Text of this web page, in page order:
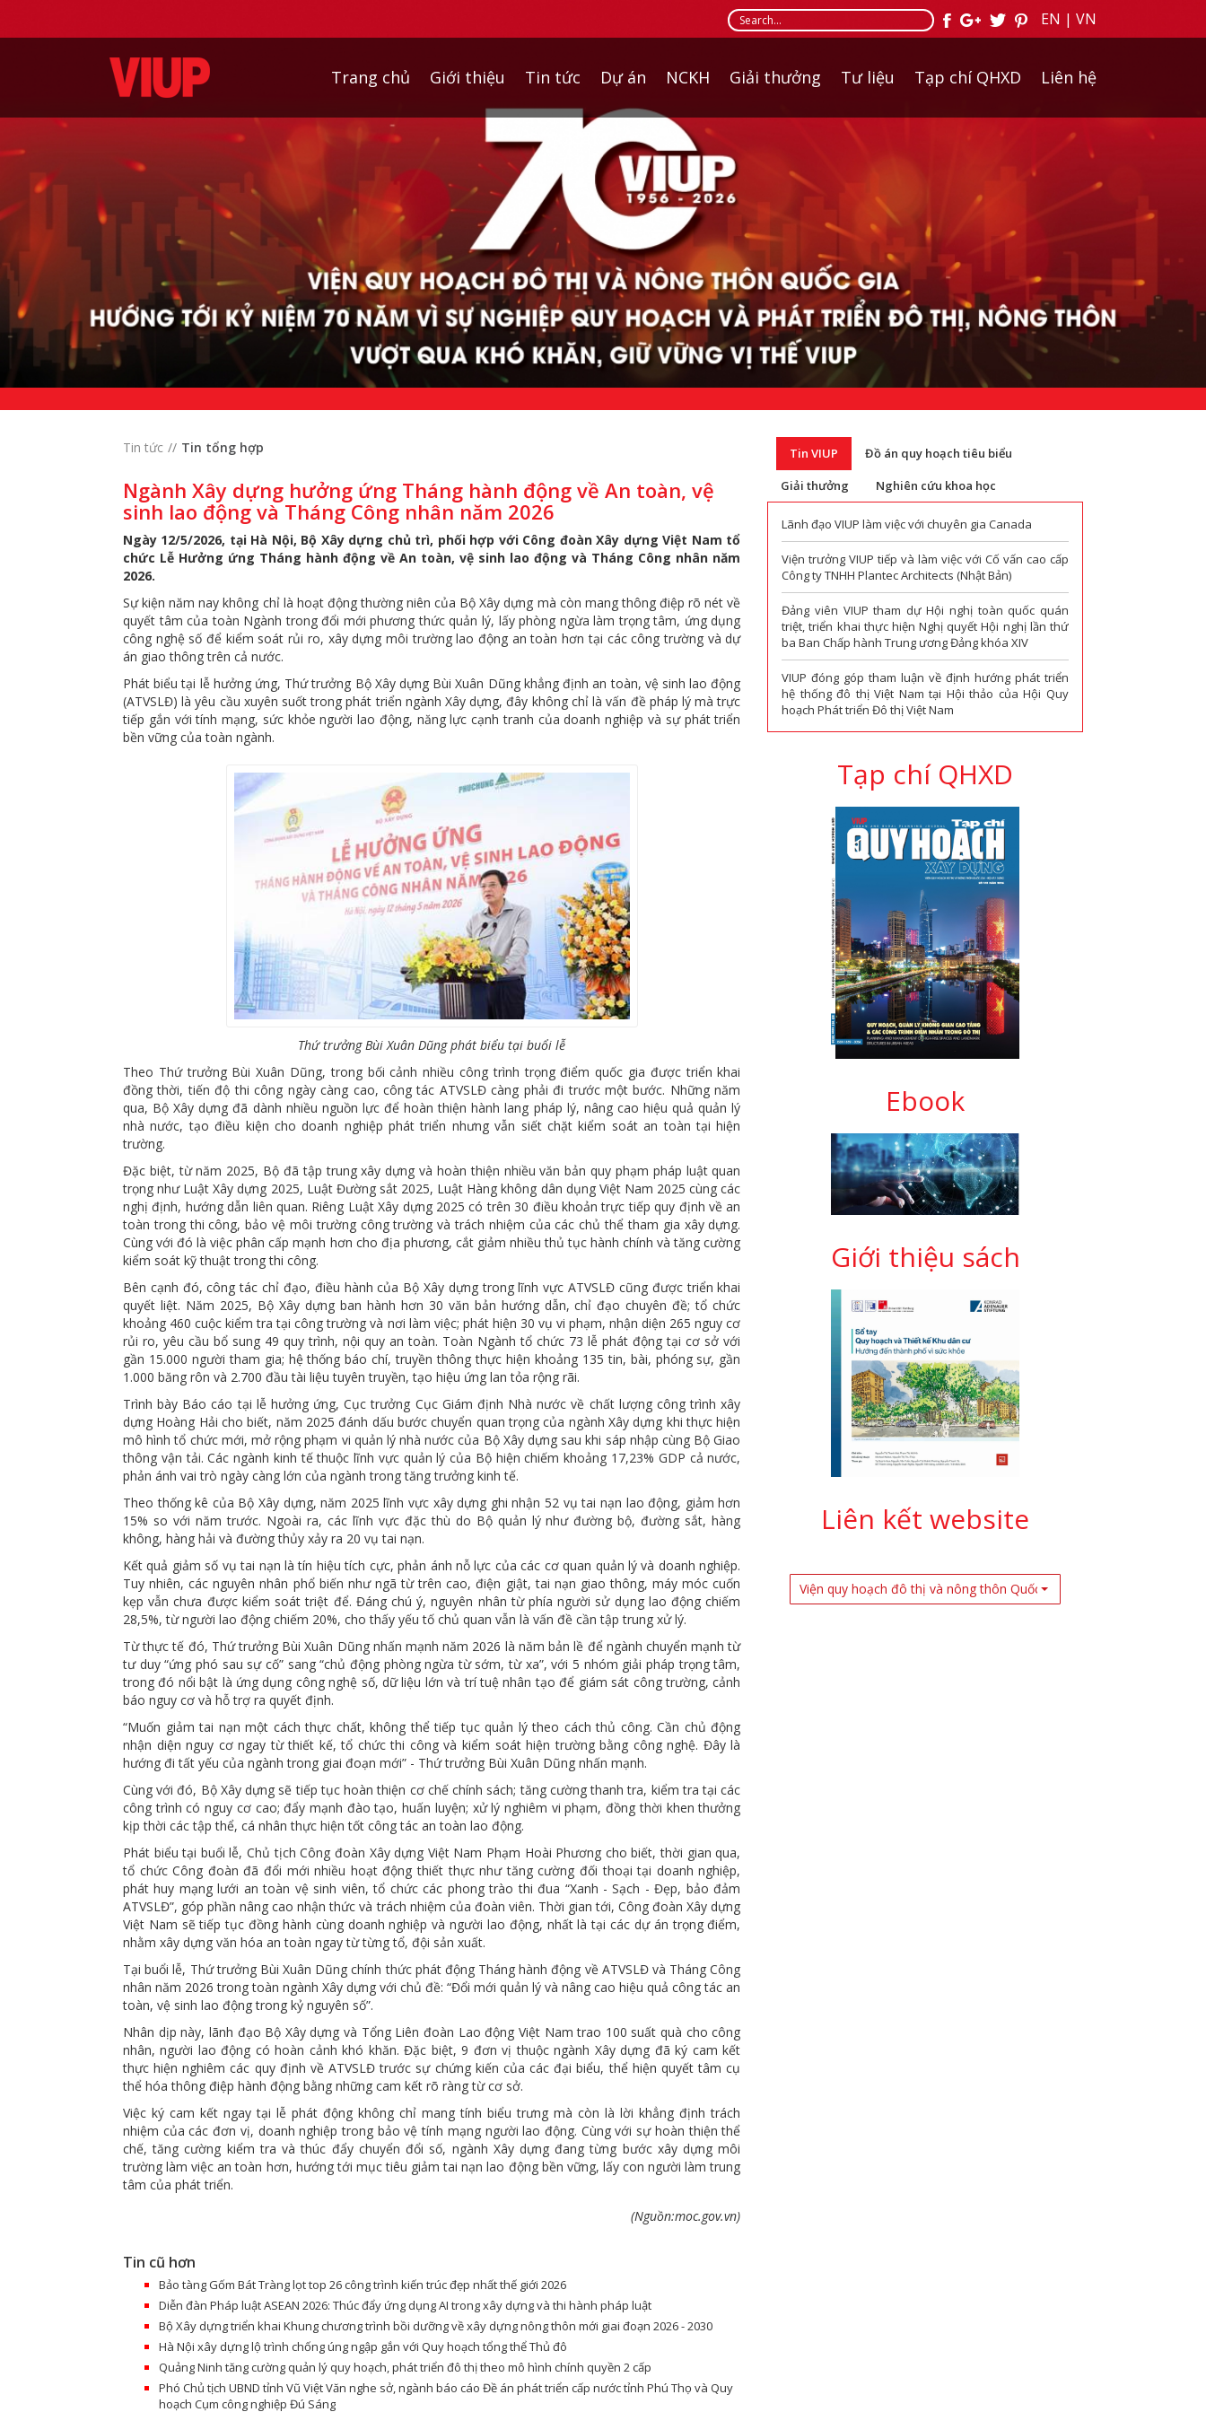
EN | VN
Trang chủ Giới thiệu Tin tức Dự án NCKH Giải thưởng Tư liệu Tạp chí QHXD Liên hệ
Tin tức Tin tổng hợp
Ngành Xây dựng hưởng ứng Tháng hành động về An toàn, vệ
sinh lao động và Tháng Công nhân năm 2026
Ngày 12/5/2026, tại Hà Nội, Bộ Xây dựng chủ trì, phối hợp với Công đoàn Xây dựng Việt Nam tổ
chức Lễ Hưởng ứng Tháng hành động về An toàn, vệ sinh lao động và Tháng Công nhân năm
2026.
Sự kiện năm nay không chỉ là hoạt động thường niên của Bộ Xây dựng mà còn mang thông điệp rõ nét về
quyết tâm của toàn Ngành trong đổi mới phương thức quản lý, lấy phòng ngừa làm trọng tâm, ứng dụng
công nghệ số để kiểm soát rủi ro, xây dựng môi trường lao động an toàn hơn tại các công trường và dự
án giao thông trên cả nước.
Phát biểu tại lễ hưởng ứng, Thứ trưởng Bộ Xây dựng Bùi Xuân Dũng khẳng định an toàn, vệ sinh lao động
(ATVSLĐ) là yêu cầu xuyên suốt trong phát triển ngành Xây dựng, đây không chỉ là vấn đề pháp lý mà trực
tiếp gắn với tính mạng, sức khỏe người lao động, năng lực cạnh tranh của doanh nghiệp và sự phát triển
bền vững của toàn ngành.
Thứ trưởng Bùi Xuân Dũng phát biểu tại buổi lễ
Theo Thứ trưởng Bùi Xuân Dũng, trong bối cảnh nhiều công trình trọng điểm quốc gia được triển khai
đồng thời, tiến độ thi công ngày càng cao, công tác ATVSLĐ càng phải đi trước một bước. Những năm
qua, Bộ Xây dựng đã dành nhiều nguồn lực để hoàn thiện hành lang pháp lý, nâng cao hiệu quả quản lý
nhà nước, tạo điều kiện cho doanh nghiệp phát triển nhưng vẫn siết chặt kiểm soát an toàn tại hiện
trường.
Đặc biệt, từ năm 2025, Bộ đã tập trung xây dựng và hoàn thiện nhiều văn bản quy phạm pháp luật quan
trọng như Luật Xây dựng 2025, Luật Đường sắt 2025, Luật Hàng không dân dụng Việt Nam 2025 cùng các
nghị định, hướng dẫn liên quan. Riêng Luật Xây dựng 2025 có trên 30 điều khoản trực tiếp quy định về an
toàn trong thi công, bảo vệ môi trường công trường và trách nhiệm của các chủ thể tham gia xây dựng.
Cùng với đó là việc phân cấp mạnh hơn cho địa phương, cắt giảm nhiều thủ tục hành chính và tăng cường
kiểm soát kỹ thuật trong thi công.
Bên cạnh đó, công tác chỉ đạo, điều hành của Bộ Xây dựng trong lĩnh vực ATVSLĐ cũng được triển khai
quyết liệt. Năm 2025, Bộ Xây dựng ban hành hơn 30 văn bản hướng dẫn, chỉ đạo chuyên đề; tổ chức
khoảng 460 cuộc kiểm tra tại công trường và nơi làm việc; phát hiện 30 vụ vi phạm, nhận diện 265 nguy cơ
rủi ro, yêu cầu bổ sung 49 quy trình, nội quy an toàn. Toàn Ngành tổ chức 73 lễ phát động tại cơ sở với
gần 15.000 người tham gia; hệ thống báo chí, truyền thông thực hiện khoảng 135 tin, bài, phóng sự, gần
1.000 băng rôn và 2.700 đầu tài liệu tuyên truyền, tạo hiệu ứng lan tỏa rộng rãi.
Trình bày Báo cáo tại lễ hưởng ứng, Cục trưởng Cục Giám định Nhà nước về chất lượng công trình xây
dựng Hoàng Hải cho biết, năm 2025 đánh dấu bước chuyển quan trọng của ngành Xây dựng khi thực hiện
mô hình tổ chức mới, mở rộng phạm vi quản lý nhà nước của Bộ Xây dựng sau khi sáp nhập cùng Bộ Giao
thông vận tải. Các ngành kinh tế thuộc lĩnh vực quản lý của Bộ hiện chiếm khoảng 17,23% GDP cả nước,
phản ánh vai trò ngày càng lớn của ngành trong tăng trưởng kinh tế.
Theo thống kê của Bộ Xây dựng, năm 2025 lĩnh vực xây dựng ghi nhận 52 vụ tai nạn lao động, giảm hơn
15% so với năm trước. Ngoài ra, các lĩnh vực đặc thù do Bộ quản lý như đường bộ, đường sắt, hàng
không, hàng hải và đường thủy xảy ra 20 vụ tai nạn.
Kết quả giảm số vụ tai nạn là tín hiệu tích cực, phản ánh nỗ lực của các cơ quan quản lý và doanh nghiệp.
Tuy nhiên, các nguyên nhân phổ biến như ngã từ trên cao, điện giật, tai nạn giao thông, máy móc cuốn
kẹp vẫn chưa được kiểm soát triệt để. Đáng chú ý, nguyên nhân từ phía người sử dụng lao động chiếm
28,5%, từ người lao động chiếm 20%, cho thấy yếu tố chủ quan vẫn là vấn đề cần tập trung xử lý.
Từ thực tế đó, Thứ trưởng Bùi Xuân Dũng nhấn mạnh năm 2026 là năm bản lề để ngành chuyển mạnh từ
tư duy “ứng phó sau sự cố” sang “chủ động phòng ngừa từ sớm, từ xa”, với 5 nhóm giải pháp trọng tâm,
trong đó nổi bật là ứng dụng công nghệ số, dữ liệu lớn và trí tuệ nhân tạo để giám sát công trường, cảnh
báo nguy cơ và hỗ trợ ra quyết định.
“Muốn giảm tai nạn một cách thực chất, không thể tiếp tục quản lý theo cách thủ công. Cần chủ động
nhận diện nguy cơ ngay từ thiết kế, tổ chức thi công và kiểm soát hiện trường bằng công nghệ. Đây là
hướng đi tất yếu của ngành trong giai đoạn mới” - Thứ trưởng Bùi Xuân Dũng nhấn mạnh.
Cùng với đó, Bộ Xây dựng sẽ tiếp tục hoàn thiện cơ chế chính sách; tăng cường thanh tra, kiểm tra tại các
công trình có nguy cơ cao; đẩy mạnh đào tạo, huấn luyện; xử lý nghiêm vi phạm, đồng thời khen thưởng
kịp thời các tập thể, cá nhân thực hiện tốt công tác an toàn lao động.
Phát biểu tại buổi lễ, Chủ tịch Công đoàn Xây dựng Việt Nam Phạm Hoài Phương cho biết, thời gian qua,
tổ chức Công đoàn đã đổi mới nhiều hoạt động thiết thực như tăng cường đối thoại tại doanh nghiệp,
phát huy mạng lưới an toàn vệ sinh viên, tổ chức các phong trào thi đua “Xanh - Sạch - Đẹp, bảo đảm
ATVSLĐ”, góp phần nâng cao nhận thức và trách nhiệm của đoàn viên. Thời gian tới, Công đoàn Xây dựng
Việt Nam sẽ tiếp tục đồng hành cùng doanh nghiệp và người lao động, nhất là tại các dự án trọng điểm,
nhằm xây dựng văn hóa an toàn ngay từ từng tổ, đội sản xuất.
Tại buổi lễ, Thứ trưởng Bùi Xuân Dũng chính thức phát động Tháng hành động về ATVSLĐ và Tháng Công
nhân năm 2026 trong toàn ngành Xây dựng với chủ đề: “Đổi mới quản lý và nâng cao hiệu quả công tác an
toàn, vệ sinh lao động trong kỷ nguyên số”.
Nhân dịp này, lãnh đạo Bộ Xây dựng và Tổng Liên đoàn Lao động Việt Nam trao 100 suất quà cho công
nhân, người lao động có hoàn cảnh khó khăn. Đặc biệt, 9 đơn vị thuộc ngành Xây dựng đã ký cam kết
thực hiện nghiêm các quy định về ATVSLĐ trước sự chứng kiến của các đại biểu, thể hiện quyết tâm cụ
thể hóa thông điệp hành động bằng những cam kết rõ ràng từ cơ sở.
Việc ký cam kết ngay tại lễ phát động không chỉ mang tính biểu trưng mà còn là lời khẳng định trách
nhiệm của các đơn vị, doanh nghiệp trong bảo vệ tính mạng người lao động. Cùng với sự hoàn thiện thể
chế, tăng cường kiểm tra và thúc đẩy chuyển đổi số, ngành Xây dựng đang từng bước xây dựng môi
trường làm việc an toàn hơn, hướng tới mục tiêu giảm tai nạn lao động bền vững, lấy con người làm trung
tâm của phát triển.
(Nguồn:moc.gov.vn)
Tin cũ hơn
Bảo tàng Gốm Bát Tràng lọt top 26 công trình kiến trúc đẹp nhất thế giới 2026
Diễn đàn Pháp luật ASEAN 2026: Thúc đẩy ứng dụng AI trong xây dựng và thi hành pháp luật
Bộ Xây dựng triển khai Khung chương trình bồi dưỡng về xây dựng nông thôn mới giai đoạn 2026 - 2030
Hà Nội xây dựng lộ trình chống úng ngập gắn với Quy hoạch tổng thể Thủ đô
Quảng Ninh tăng cường quản lý quy hoạch, phát triển đô thị theo mô hình chính quyền 2 cấp
Phó Chủ tịch UBND tỉnh Vũ Việt Văn nghe sở, ngành báo cáo Đề án phát triển cấp nước tỉnh Phú Thọ và Quy
hoạch Cụm công nghiệp Đú Sáng
Tin VIUP
Đồ án quy hoạch tiêu biểu
Giải thưởng
Nghiên cứu khoa học
Lãnh đạo VIUP làm việc với chuyên gia Canada
Viện trưởng VIUP tiếp và làm việc với Cố vấn cao cấp
Công ty TNHH Plantec Architects (Nhật Bản)
Đảng viên VIUP tham dự Hội nghị toàn quốc quán
triệt, triển khai thực hiện Nghị quyết Hội nghị lần thứ
ba Ban Chấp hành Trung ương Đảng khóa XIV
VIUP đóng góp tham luận về định hướng phát triển
hệ thống đô thị Việt Nam tại Hội thảo của Hội Quy
hoạch Phát triển Đô thị Việt Nam
Tạp chí QHXD
Ebook
Giới thiệu sách
Liên kết website
Viện quy hoạch đô thị và nông thôn Quốc Gia